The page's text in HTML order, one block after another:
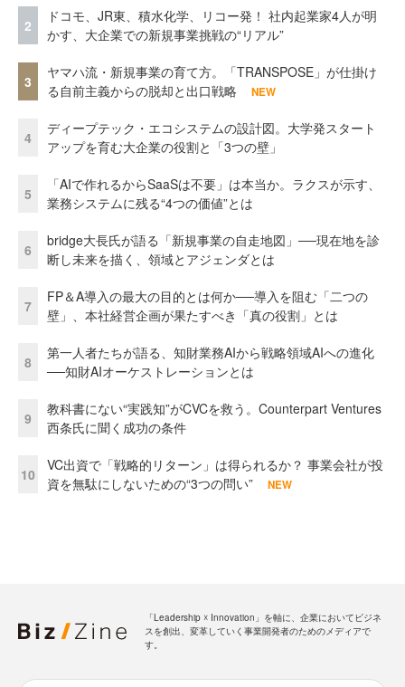
2
ドコモ、JR東、積水化学、リコー発！ 社内起業家4人が明
かす、大企業での新規事業挑戦の“リアル”
3
ヤマハ流・新規事業の育て方。「TRANSPOSE」が仕掛け
る自前主義からの脱却と出口戦略
NEW
4
ディープテック・エコシステムの設計図。大学発スタート
アップを育む大企業の役割と「3つの壁」
5
「AIで作れるからSaaSは不要」は本当か。ラクスが示す、
業務システムに残る“4つの価値”とは
6
bridge大長氏が語る「新規事業の自走地図」──現在地を診
断し未来を描く、領域とアジェンダとは
7
FP＆A導入の最大の目的とは何か──導入を阻む「二つの
壁」、本社経営企画が果たすべき「真の役割」とは
8
第一人者たちが語る、知財業務AIから戦略領域AIへの進化
──知財AIオーケストレーションとは
9
教科書にない“実践知”がCVCを救う。Counterpart Ventures
西条氏に聞く成功の条件
10
VC出資で「戦略的リターン」は得られるか？ 事業会社が投
資を無駄にしないための“3つの問い”
NEW
「Leadership ☓ Innovation」を軸に、企業においてビジネ
スを創出、変革していく事業開発者のためのメディアで
す。